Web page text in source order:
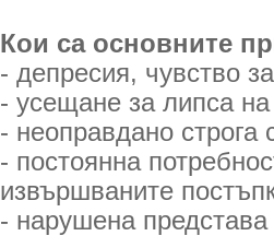
Кои са основните
- депресия, чувство
- усещане за липса
- неоправдано строга
- постоянна
извършваните
- нарушена представа